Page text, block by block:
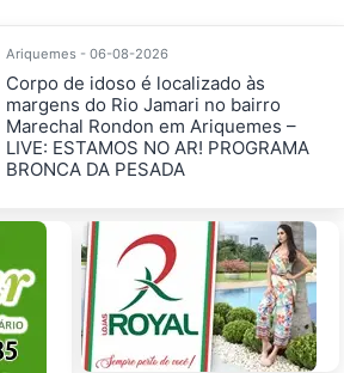
Ariquemes - 06-08-2026
Corpo de idoso é localizado às
margens do Rio Jamari no bairro
Marechal Rondon em Ariquemes –
LIVE: ESTAMOS NO AR! PROGRAMA
BRONCA DA PESADA